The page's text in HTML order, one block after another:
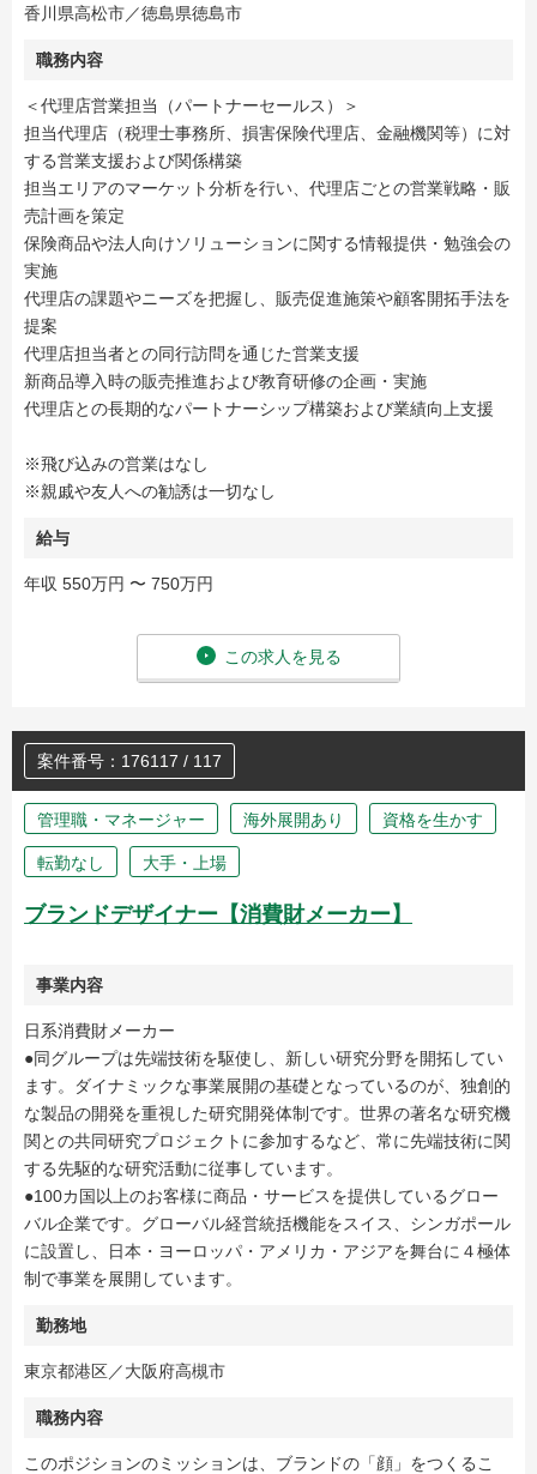
香川県高松市／徳島県徳島市
職務内容
＜代理店営業担当（パートナーセールス）＞
担当代理店（税理士事務所、損害保険代理店、金融機関等）に対
する営業支援および関係構築
担当エリアのマーケット分析を行い、代理店ごとの営業戦略・販
売計画を策定
保険商品や法人向けソリューションに関する情報提供・勉強会の
実施
代理店の課題やニーズを把握し、販売促進施策や顧客開拓手法を
提案
代理店担当者との同行訪問を通じた営業支援
新商品導入時の販売推進および教育研修の企画・実施
代理店との長期的なパートナーシップ構築および業績向上支援
※飛び込みの営業はなし
※親戚や友人への勧誘は一切なし
給与
年収 550万円 〜 750万円
この求人を見る
案件番号：176117 / 117
管理職・マネージャー 海外展開あり 資格を生かす
転勤なし 大手・上場
ブランドデザイナー【消費財メーカー】
事業内容
日系消費財メーカー
●同グループは先端技術を駆使し、新しい研究分野を開拓してい
ます。ダイナミックな事業展開の基礎となっているのが、独創的
な製品の開発を重視した研究開発体制です。世界の著名な研究機
関との共同研究プロジェクトに参加するなど、常に先端技術に関
する先駆的な研究活動に従事しています。
●100カ国以上のお客様に商品・サービスを提供しているグロー
バル企業です。グローバル経営統括機能をスイス、シンガポール
に設置し、日本・ヨーロッパ・アメリカ・アジアを舞台に４極体
制で事業を展開しています。
勤務地
東京都港区／大阪府高槻市
職務内容
このポジションのミッションは、ブランドの「顔」をつくるこ